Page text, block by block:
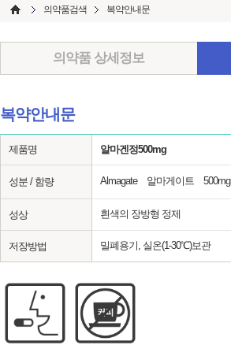
의약품검색 복약안내문
의약품 상세정보
복약안내문
제품명 알마겐정500mg
성분 / 함량 Almagate 알마게이트 500mg
성상 흰색의 장방형 정제
저장방법 밀폐용기, 실온(1-30℃)보관